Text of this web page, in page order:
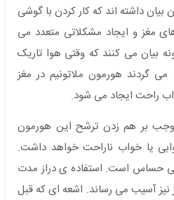
داشته اند که کار کردن با گوشی
مغز و ایجاد مشکلاتی متعدد می
بیان می کنند که وقتی هوا تاریک
گردند هورمون ملاتونیم در مغز
راحت ایجاد می شود.
بر هم زدن ترشح این هورمون
یا خواب ناراحت خواهد داشت.
حساس است. استفاده ی دراز مدت
نیز آسیب می رساند. اشعه ای که قبل